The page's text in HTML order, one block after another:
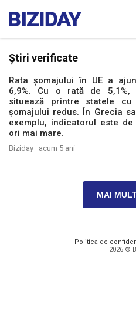
Știri verificate
Rata şomajului în UE a
6,9%. Cu o rată de 5,1%,
situează printre statele
șomajului redus. În Grecia
exemplu, indicatorul este
ori mai mare.
Biziday · acum 5 ani
MAI
Politica de
2026 ©